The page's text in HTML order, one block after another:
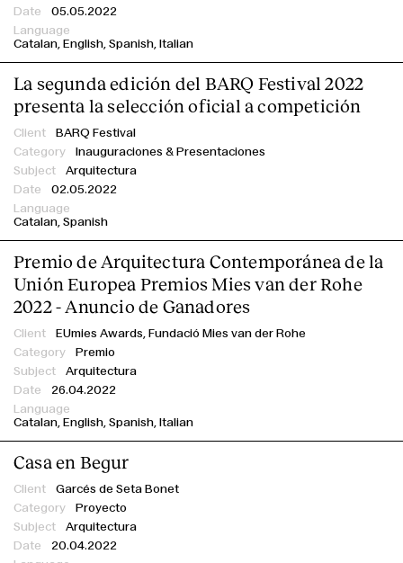
05.05.2022
Catalan English Spanish Italian
La segunda edición del BARQ Festival 2022
presenta la selección oficial a competición
BARQ Festival
Inauguraciones & Presentaciones
Arquitectura
02.05.2022
Catalan Spanish
Premio de Arquitectura Contemporánea de la
Unión Europea Premios Mies van der Rohe
2022 - Anuncio de Ganadores
EUmies Awards, Fundació Mies van der Rohe
Premio
Arquitectura
26.04.2022
Catalan English Spanish Italian
Casa en Begur
Garcés de Seta Bonet
Proyecto
Arquitectura
20.04.2022